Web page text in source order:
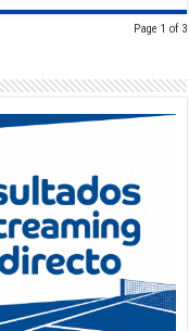
Page 1 of 3